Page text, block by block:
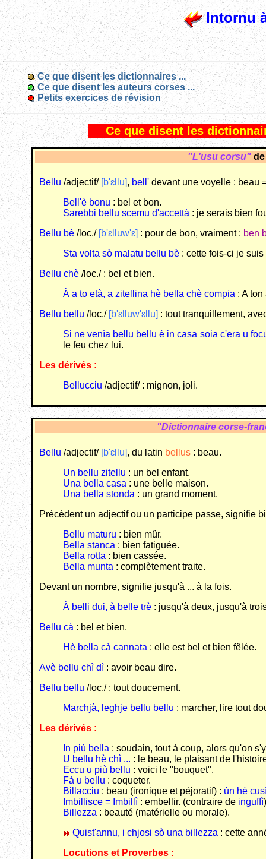
Intornu
Ce que disent les dictionnaires ...
Ce que disent les auteurs corses ...
Petits exercices de révision
Ce que disent les
"L'usu corsu"
Bellu /adjectif/ [b'ɛllu], bell'devant une voyelle : beau
Bell'è bonu : bel et bon.
Sarebbi bellu scemu d'accettà : je serais bien
Bellu bè /loc./ [b'ɛlluw'ɛ] : pour de bon, vraiment : ben
Sta volta sò malatu bellu bè : cette fois-ci je
Bellu chè/loc./ : bel et bien.
À a to età, a zitellina hè bella chè compia : A
Bellu bellu /loc./ [b'ɛlluw'ɛllu] : tout tranquillement,
Si ne venìa bellu bellu è in casa soia c'era u
le feu chez lui.
Les dérivés :
Bellucciu /adjectif/ : mignon, joli.
"Dictionnaire corse-
Bellu /adjectif/ [b'ɛllu], du latin bellus: beau.
Un bellu zitellu : un bel enfant.
Una bella casa : une belle maison.
Una bella stonda : un grand moment.
Précédent un adjectif ou un participe passe, signifie
Bellu maturu : bien mûr.
Bella stanca : bien fatiguée.
Bella rotta : bien cassée.
Bella munta : complètement traite.
Devant un nombre, signifie jusqu'à ... à la fois.
À belli dui, à belle trè : jusqu'à deux, jusqu'à
Bellu cà : bel et bien.
Hè bella cà cannata : elle est bel et bien fêlée.
Avè bellu chì dì : avoir beau dire.
Bellu bellu /loc./ : tout doucement.
Marchjà, leghje bellu bellu : marcher, lire tout
Les dérivés :
In più bella : soudain, tout à coup, alors qu'on
U bellu hè chì ... : le beau, le plaisant de
Eccu u più bellu : voici le "bouquet".
Fà u bellu : coqueter.
Billacciu : beau (ironique et péjoratif) : ùn hè
Imbillisce = Imbillì: embellir. (contraire de inguffì)
Billezza : beauté (matérielle ou morale).
Quist'annu, i chjosi sò una billezza : cette
Locutions et Proverbes :